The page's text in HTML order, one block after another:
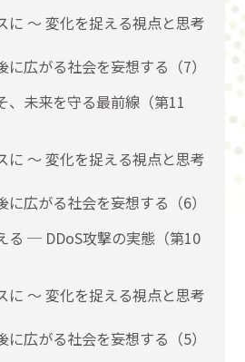
に 〜 変化を捉える視点と思考
に広がる社会を妄想する（7）
、未来を守る最前線（第11
に 〜 変化を捉える視点と思考
に広がる社会を妄想する（6）
る ─ DDoS攻撃の実態（第10
に 〜 変化を捉える視点と思考
に広がる社会を妄想する（5）